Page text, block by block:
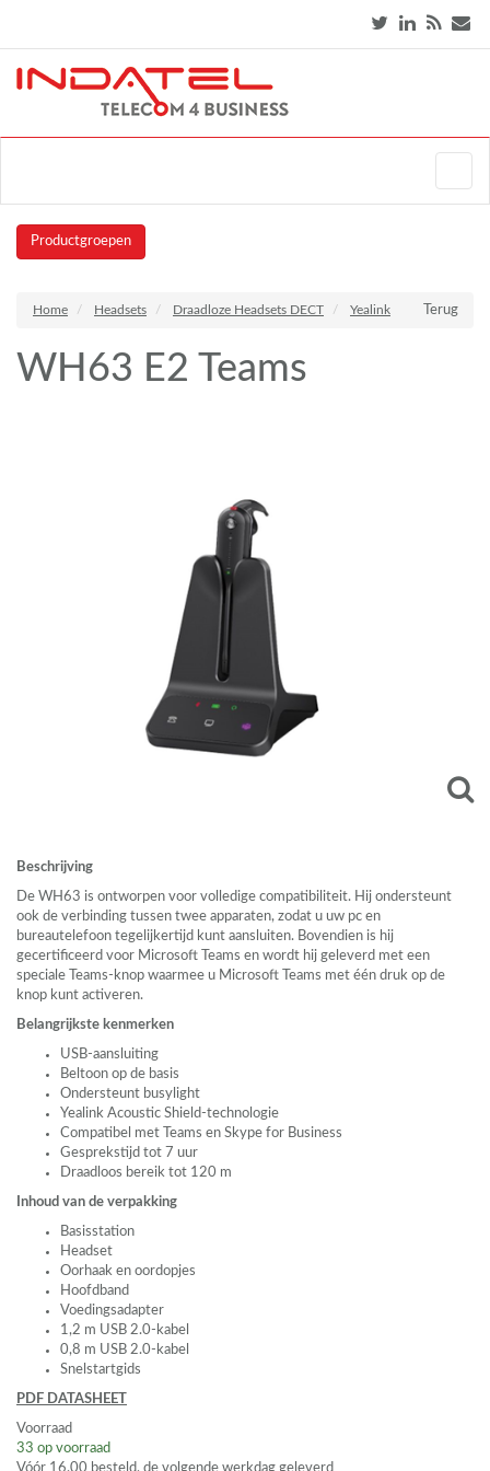
Productgroepen
Terug
Home Headsets Draadloze Headsets DECT Yealink
WH63 E2 Teams
Beschrijving
De WH63 is ontworpen voor volledige compatibiliteit. Hij ondersteunt
ook de verbinding tussen twee apparaten, zodat u uw pc en
bureautelefoon tegelijkertijd kunt aansluiten. Bovendien is hij
gecertificeerd voor Microsoft Teams en wordt hij geleverd met een
speciale Teams-knop waarmee u Microsoft Teams met één druk op de
knop kunt activeren.
Belangrijkste kenmerken
USB-aansluiting
Beltoon op de basis
Ondersteunt busylight
Yealink Acoustic Shield-technologie
Compatibel met Teams en Skype for Business
Gesprekstijd tot 7 uur
Draadloos bereik tot 120 m
Inhoud van de verpakking
Basisstation
Headset
Oorhaak en oordopjes
Hoofdband
Voedingsadapter
1,2 m USB 2.0-kabel
0,8 m USB 2.0-kabel
Snelstartgids
PDF DATASHEET
Voorraad
33 op voorraad